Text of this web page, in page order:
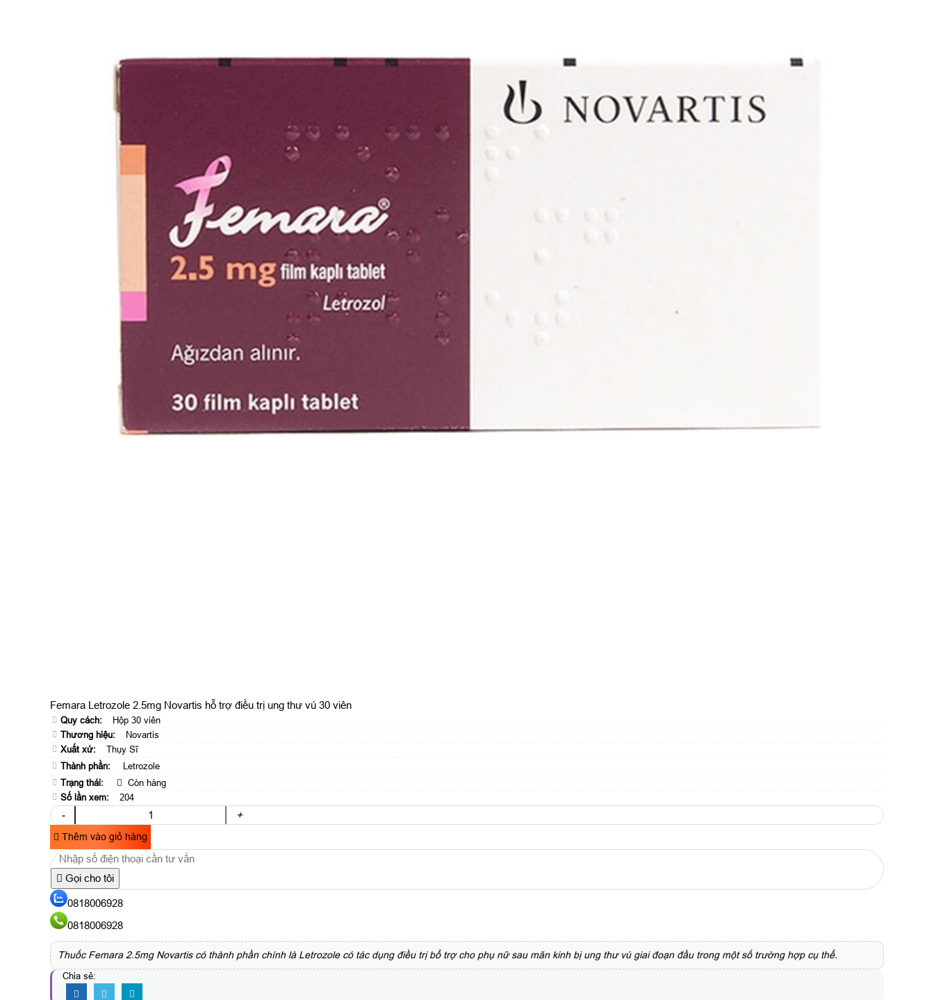
Femara Letrozole 2.5mg Novartis hỗ trợ điều trị ung thư vú 30 viên
Quy cách:
Hộp 30 viên
Thương hiệu:
Novartis
Xuất xứ:
Thụy Sĩ
Thành phần:
Letrozole
Trạng thái:
Còn hàng
Số lần xem:
204
- +
Thêm vào giỏ hàng
Gọi cho tôi
0818006928
0818006928
Thuốc Femara 2.5mg Novartis có thành phần chính là Letrozole có tác dụng điều trị bổ trợ cho phụ nữ sau mãn kinh bị ung thư vú giai đoạn đầu trong một số trường hợp cụ thể.
Chia sẻ: